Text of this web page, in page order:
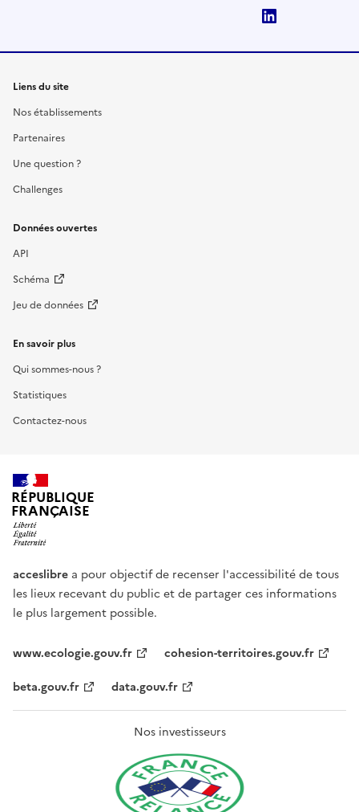
Liens du site
Nos établissements
Partenaires
Une question ?
Challenges
Données ouvertes
API
Schéma
Jeu de données
En savoir plus
Qui sommes-nous ?
Statistiques
Contactez-nous
RÉPUBLIQUE
FRANÇAISE
acceslibre a pour objectif de recenser l'accessibilité de tous
les lieux recevant du public et de partager ces informations
le plus largement possible.
www.ecologie.gouv.fr
cohesion-territoires.gouv.fr
beta.gouv.fr
data.gouv.fr
Nos investisseurs